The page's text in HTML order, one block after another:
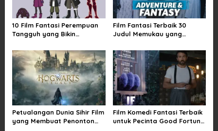
a
t
i
o
n
10 Film Fantasi Perempuan
Tangguh yang Bikin
Damsel
Film Fantasi Terbaik 30
Judul Memukau yang
Petualangan Dunia Sihir Film
yang Membuat Penonton
Film Komedi Fantasi Terbaik
untuk Pecinta Good Fortune